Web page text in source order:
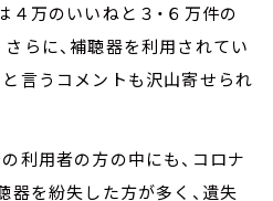
４万のいいねと３・６万件の
らに、補聴器を利用されてい
言うコメントも沢山寄せられ
利用者の方の中にも、コロナ
器を紛失した方が多く、遺失